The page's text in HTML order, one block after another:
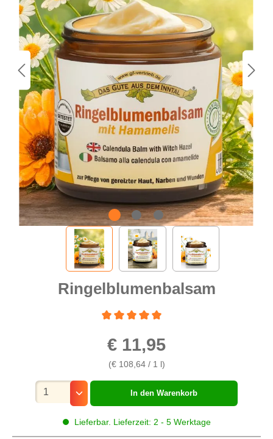
Ringelblumenbalsam
€ 11,95
(€ 108,64 / 1 l)
Lieferbar. Lieferzeit: 2 - 5 Werktage
Mengenauswahl
In den Warenkorb